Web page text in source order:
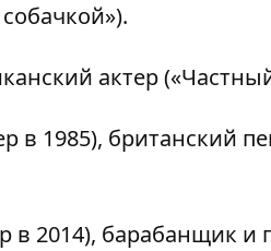
актер
в 1985), британский
2014), барабанщик и